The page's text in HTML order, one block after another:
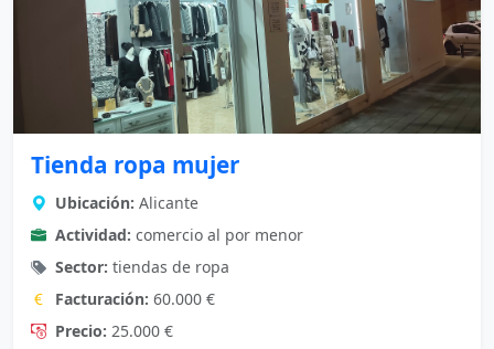
Tienda ropa mujer
Ubicación: Alicante
Actividad: comercio al por menor
Sector: tiendas de ropa
Facturación: 60.000 €
Precio: 25.000 €